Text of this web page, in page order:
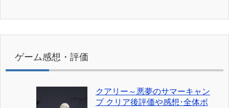
ゲーム感想・評価
クアリー～悪夢のサマーキャン
プ クリア後評価や感想･全体ボ